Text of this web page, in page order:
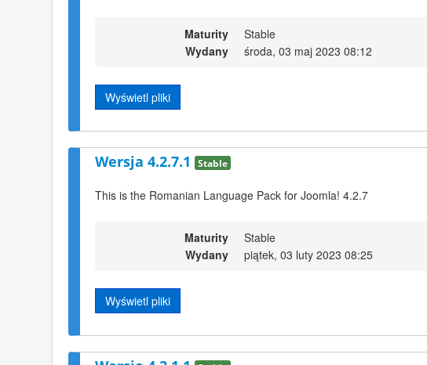
Maturity
Stable
Wydany
środa, 03 maj 2023 08:12
Wyświetl pliki
Wersja 4.2.7.1 Stable
This is the Romanian Language Pack for Joomla! 4.2.7
Maturity
Stable
Wydany
piątek, 03 luty 2023 08:25
Wyświetl pliki